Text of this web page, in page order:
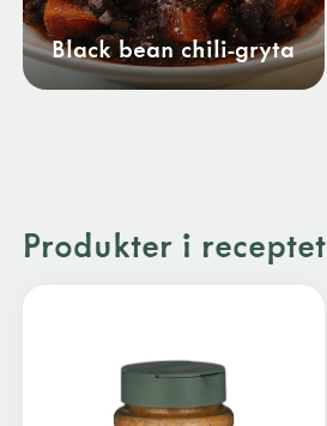
Black bean chili-gryta
Produkter i receptet